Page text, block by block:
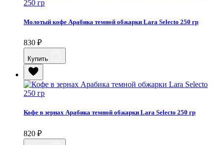
Молотый кофе Арабика темной обжарки Lara Selecto 250 гр
830 ₽
Купить
Кофе в зернах Арабика темной обжарки Lara Selecto 250 гр
820 ₽